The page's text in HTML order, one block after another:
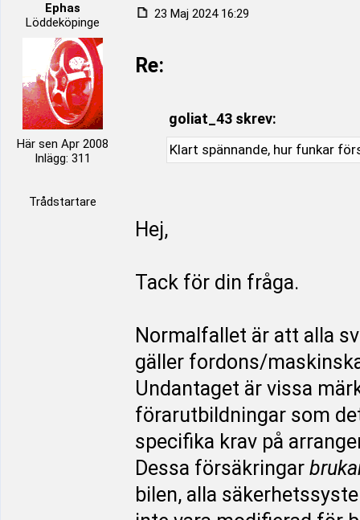
Ephas
Löddeköpinge
Här sen Apr 2008
Inlägg: 311
Trådstartare
23 Maj 2024 16:29
Re:
goliat_43 skrev:
Klart spännande, hur funkar
Hej,
Tack för din fråga.
Normalfallet är att alla
gäller fordons/
Undantaget är vissa
förarutbildningar som
specifika krav på
Dessa försäkringar
bilen, alla